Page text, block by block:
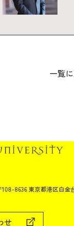
一覧
108-8636 東京都港区白金
せ